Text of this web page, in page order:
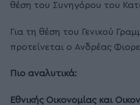
θέση του Συνηγόρου του
Για τη θέση του Γενικού
προτείνεται ο Ανδρέας
Πιο αναλυτικά:
Εθνικής Οικονομίας και